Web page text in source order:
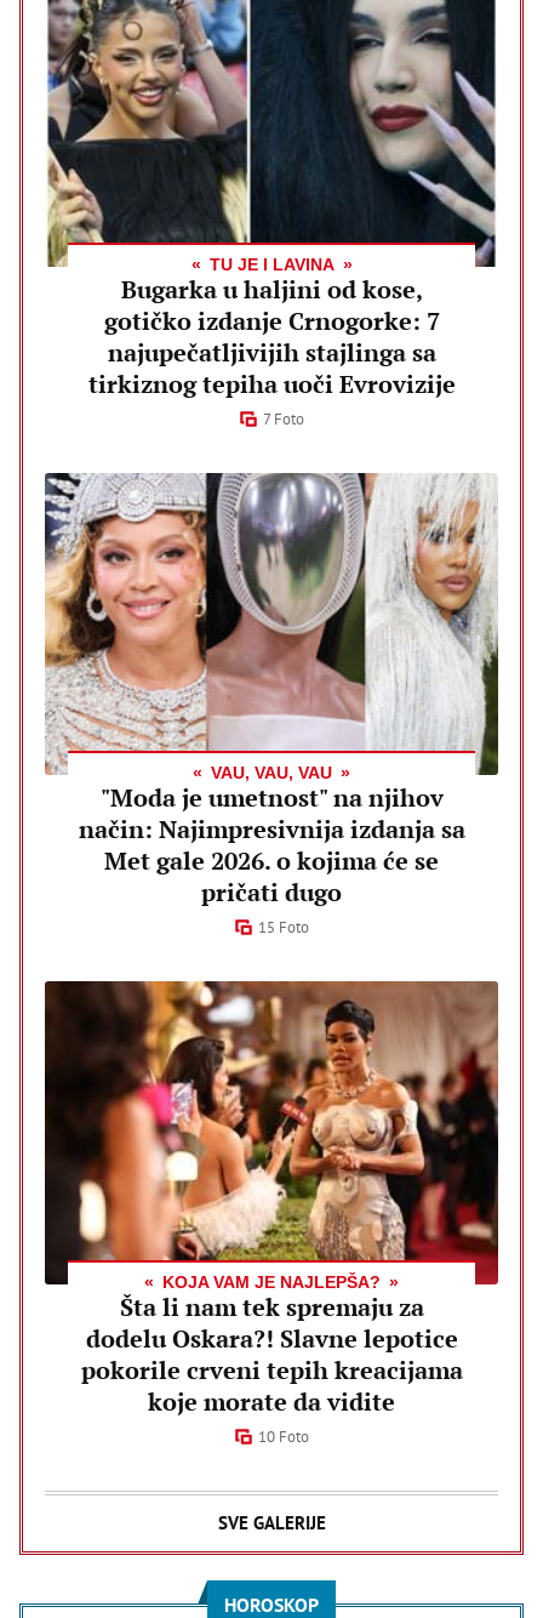
TU JE I LAVINA
Bugarka u haljini od kose,
gotičko izdanje Crnogorke: 7
najupečatljivijih stajlinga sa
tirkiznog tepiha uoči Evrovizije
7 Foto
VAU, VAU, VAU
"Moda je umetnost" na njihov
način: Najimpresivnija izdanja sa
Met gale 2026. o kojima će se
pričati dugo
15 Foto
KOJA VAM JE NAJLEPŠA?
Šta li nam tek spremaju za
dodelu Oskara?! Slavne lepotice
pokorile crveni tepih kreacijama
koje morate da vidite
10 Foto
SVE GALERIJE
HOROSKOP